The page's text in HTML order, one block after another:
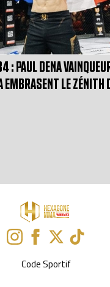
: PAUL DENA
LE ZÉNITH
Code Sportif